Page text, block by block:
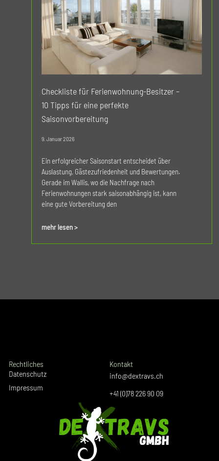
Checkliste für Ferienwohnung-Besitzer –
10 Tipps für eine perfekte
Saisonvorbereitung
9. Januar 2026
Ein erfolgreicher Saisonstart entscheidet über
Auslastung, Gästezufriedenheit und Bewertungen.
Gerade im Wallis, wo die Nachfrage nach
Ferienwohnungen stark saisonabhängig ist, kann
eine gute Vorbereitung den
mehr lesen >
Rechtliches
Datenschutz
Impressum
Kontakt
info@dextravs.ch
+41 (0)78 226 90 09